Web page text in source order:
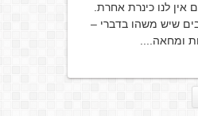
אין לנו כינרת אחרת.
שיש משהו בדברי –
ומחאה....